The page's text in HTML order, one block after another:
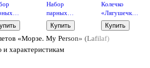
«Морзе. My Person» (Lafilaf)
характеристикам
с
Набор
парных
колечек
«Лапки
котика», 2
штуки,
Купить
Колечко
«Лягушечка»,
зеленая,
металл,
Lafilaf
Купить